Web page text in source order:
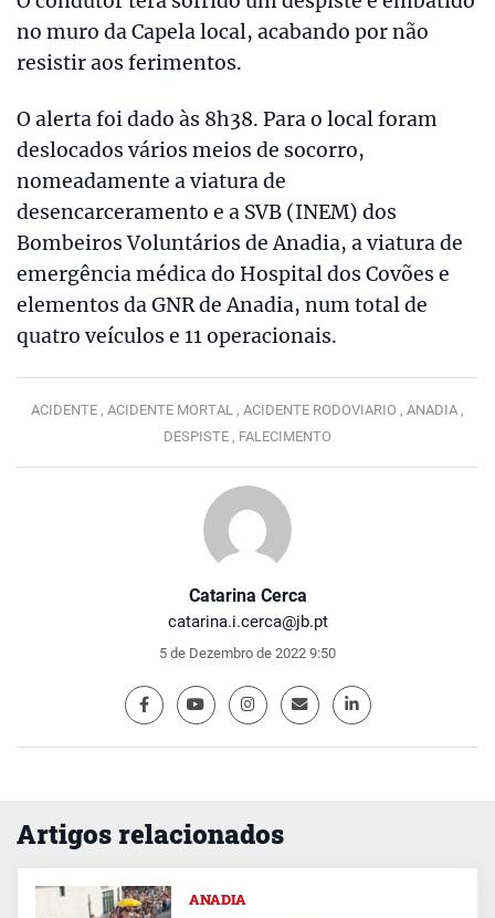
Catarina Cerca
catarina.i.cerca@jb.pt
5 de Dezembro de 2022 9:50
no muro da Capela local, acabando por não
resistir aos ferimentos.
O alerta foi dado às 8h38. Para o local foram
deslocados vários meios de socorro,
nomeadamente a viatura de
desencarceramento e a SVB (INEM) dos
Bombeiros Voluntários de Anadia, a viatura de
emergência médica do Hospital dos Covões e
elementos da GNR de Anadia, num total de
quatro veículos e 11 operacionais.
ACIDENTE , ACIDENTE MORTAL , ACIDENTE RODOVIARIO , ANADIA ,
DESPISTE , FALECIMENTO
Artigos relacionados
ANADIA